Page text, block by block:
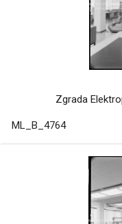
Zgrada
ML_B_4764